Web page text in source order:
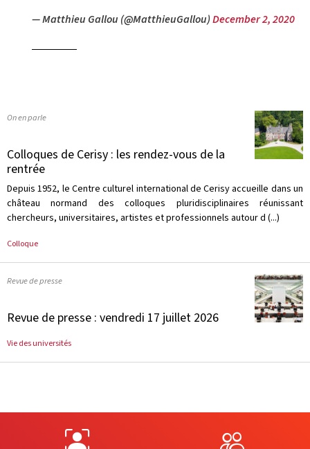
— Matthieu Gallou (@MatthieuGallou)December 2, 2020
On en parle
Colloques de Cerisy : les rendez-vous de la
rentrée
Depuis 1952, le Centre culturel international de Cerisy accueille dans un
château normand des colloques pluridisciplinaires réunissant
chercheurs, universitaires, artistes et professionnels autour d (...)
Colloque
Revue de presse
Revue de presse : vendredi 17 juillet 2026
Vie des universités